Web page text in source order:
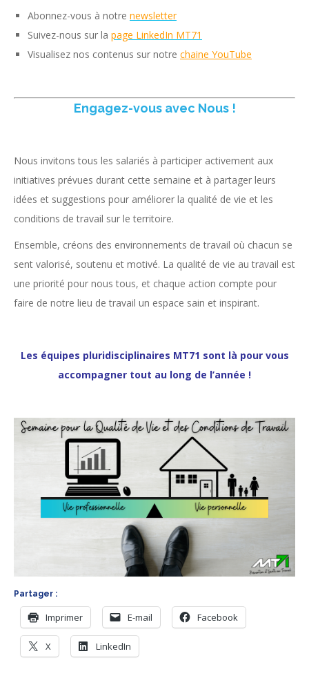
Abonnez-vous à notre newsletter
Suivez-nous sur la page LinkedIn MT71
Visualisez nos contenus sur notre chaine YouTube
Engagez-vous avec Nous !
Nous invitons tous les salariés à participer activement aux
initiatives prévues durant cette semaine et à partager leurs
idées et suggestions pour améliorer la qualité de vie et les
conditions de travail sur le territoire.
Ensemble, créons des environnements de travail où chacun se
sent valorisé, soutenu et motivé. La qualité de vie au travail est
une priorité pour nous tous, et chaque action compte pour
faire de notre lieu de travail un espace sain et inspirant.
Les équipes pluridisciplinaires MT71 sont là pour vous
accompagner tout au long de l’année !
Partager :
Imprimer E-mail Facebook
X LinkedIn